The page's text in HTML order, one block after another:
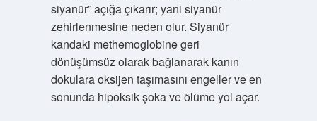
siyanür” açığa çıkarır; yani siyanür
zehirlenmesine neden olur. Siyanür
kandaki methemoglobine geri
dönüşümsüz olarak bağlanarak kanın
dokulara oksijen taşımasını engeller ve en
sonunda hipoksik şoka ve ölüme yol açar.